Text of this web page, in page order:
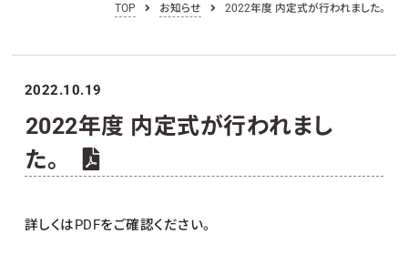
TOP お知らせ 2022年度 内定式が行われました。
2022.10.19
2022年度 内定式が行われまし
た。
詳しくはPDFをご確認ください。